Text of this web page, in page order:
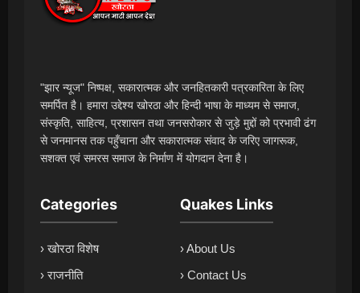
"झार न्यूज" निष्पक्ष, सकारात्मक और जनहितकारी पत्रकारिता के लिए
समर्पित है। हमारा उद्देश्य खोरठा और हिन्दी भाषा के माध्यम से समाज,
संस्कृति, साहित्य, प्रशासन तथा जनसरोकार से जुड़े मुद्दों को प्रभावी ढंग
से जनमानस तक पहुँचाना और सकारात्मक संवाद के जरिए जागरूक,
सशक्त एवं समरस समाज के निर्माण में योगदान देना है।
Categories
› खोरठा विशेष
› राजनीति
Quakes Links
› About Us
› Contact Us